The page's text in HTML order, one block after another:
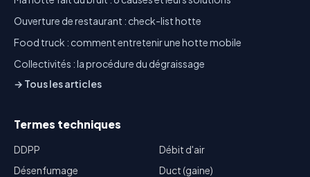
Ouverture de restaurant : check-list hotte
Food truck : comment entretenir une hotte mobile
Collectivités : la procédure du dégraissage
→ Tous les articles
Termes techniques
DDPP
Débit d'air
Désenfumage
Duct (gaine)